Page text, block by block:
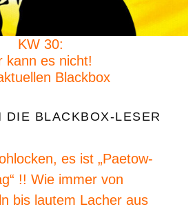
KW 30:
kann es nicht!
Blackbox
DIE BLACKBOX-LESER
es ist „Paetow-
!! Wie immer von
bis lautem Lacher aus